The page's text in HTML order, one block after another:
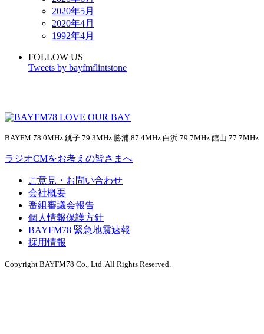
2020年5月
2020年4月
1992年4月
FOLLOW US
Tweets by bayfmflintstone
BAYFM 78.0MHz 銚子 79.3MHz 勝浦 87.4MHz 白浜 79.7MHz 館山 77.7MHz
ラジオCMをお考えの皆さまへ
ご意見・お問い合わせ
会社概要
番組審議会報告
個人情報保護方針
BAYFM78 緊急地震速報
採用情報
Copyright BAYFM78 Co., Ltd. All Rights Reserved.